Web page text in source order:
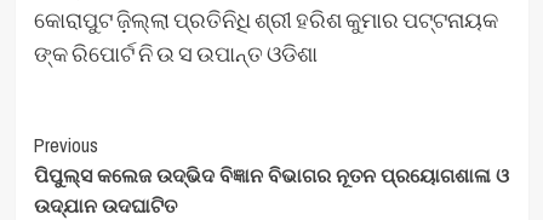
କୋରାପୁଟ ଜ଼ିଲ୍ଲା ପ୍ରତିନିଧି ଶ୍ରୀ ହରିଶ କୁମାର ପଟ୍ଟନାୟକ
ଙ୍କ ରିପୋର୍ଟ ନି ଉ ସ ଉପାନ୍ତ ଓଡିଶା
Post
Navigation
Previous
ପିପୁଲ୍ସ କଲେଜ ଉଦ୍ଭିଦ ବିଜ୍ଞାନ ବିଭାଗର ନୂତନ ପ୍ରୟୋଗଶାଳା ଓ
ଉଦ୍ଯାନ ଉଦଘାଟିତ